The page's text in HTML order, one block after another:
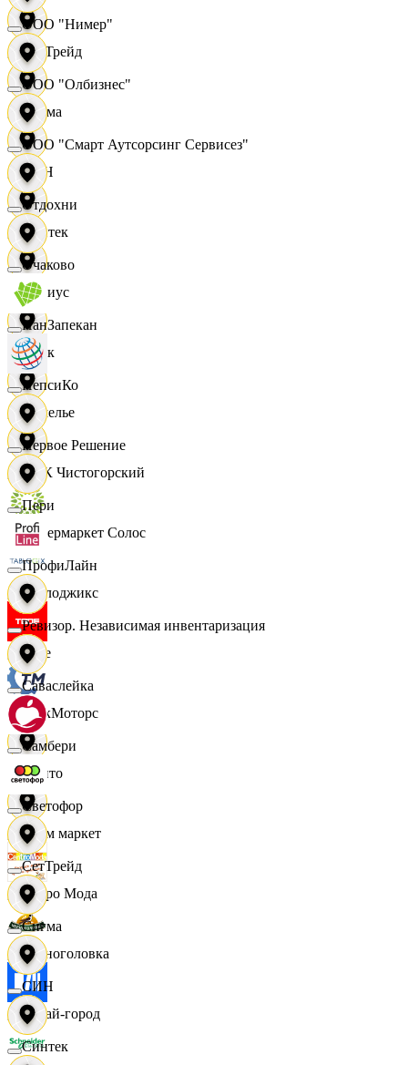
СетТрейд
Сигма
СИН
Синтек
Сириус
Смак
Сомелье
СПК Чистогорский
Супермаркет Солос
Таблоджикс
Твое
ТракМоторс
Фрито
Хоум маркет
Цетро Мода
Черноголовка
Читай-город
ООО "Нимер"
ООО "Олбизнес"
ООО "Смарт Аутсорсинг Сервисез"
Отдохни
Очаково
ПанЗапекан
ПепсиКо
Первое Решение
Пери
ПрофиЛайн
Ревизор. Независимая инвентаризация
Саваслейка
Самбери
Светофор
СетТрейд
Сигма
СИН
Синтек